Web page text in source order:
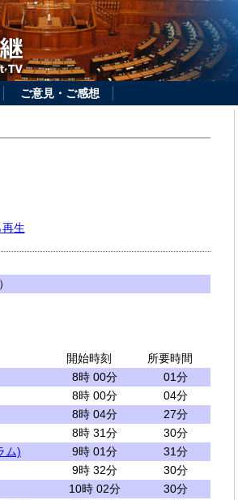
ご意見・ご感想
生
開始時刻
所要時間
8時 00分
01分
8時 00分
04分
8時 04分
27分
8時 31分
30分
ム)
9時 01分
31分
9時 32分
30分
10時 02分
30分